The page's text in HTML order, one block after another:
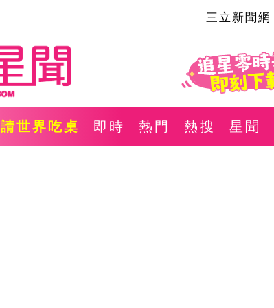
三立新聞網
請世界吃桌 即時 熱門 熱搜 星聞